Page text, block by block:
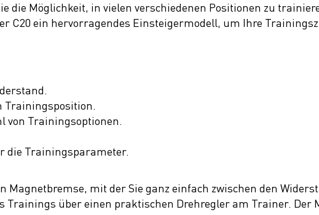
die Möglichkeit, in vielen verschiedenen Positionen zu
C20 ein hervorragendes Einsteigermodell, um Ihre
Trainingsposition.
von Trainingsoptionen.
die Trainingsparameter.
mit der Sie ganz einfach zwischen den
Trainings über einen praktischen Drehregler am Trainer. Der